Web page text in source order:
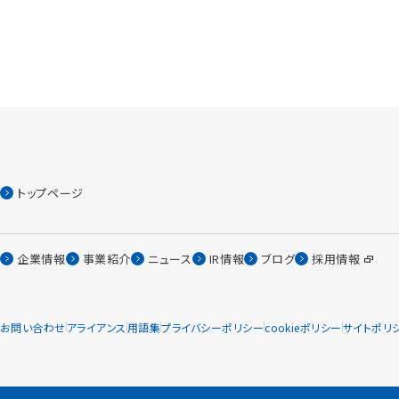
トップページ
企業情報 事業紹介 ニュース IR情報 ブログ 採用情報
お問い合わせアライアンス 用語集プライバシーポリシーcookieポリシーサイトポリ